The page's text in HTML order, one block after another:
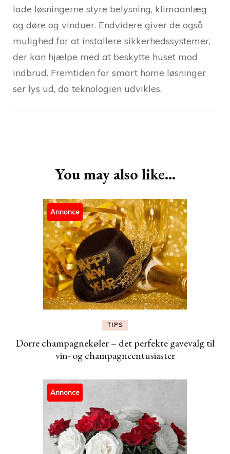
lade løsningerne styre belysning, klimaanlæg
og døre og vinduer. Endvidere giver de også
mulighed for at installere sikkerhedssystemer,
der kan hjælpe med at beskytte huset mod
indbrud. Fremtiden for smart home løsninger
ser lys ud, da teknologien udvikles.
You may also like...
Annonce
TIPS
Dorre champagnekøler – det perfekte gavevalg til
vin- og champagneentusiaster
Annonce